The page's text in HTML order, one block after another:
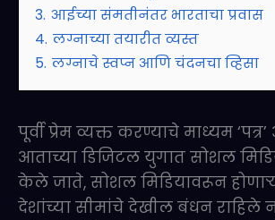
3. आईच्या संमतीनंतर भारताचा प्रवास
4. लग्नाच्या तयारीत व्यस्त
5. लग्नाचे स्वप्न आणि चंदनचा व्हिसा
पूर्वी प्रेम व्यक्त करण्याचे माध्यम
आताच्या डिजिटल युगात सोशल
केले जाते, सोशल मिडियावरून
देशांच्या सीमांचे देखील बंधन राहिले